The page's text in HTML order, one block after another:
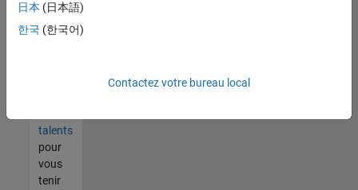
corresponde
à vos
talents
pour
vous
tenir
日本 (日本語)
한국 (한국어)
Contactez votre bureau local